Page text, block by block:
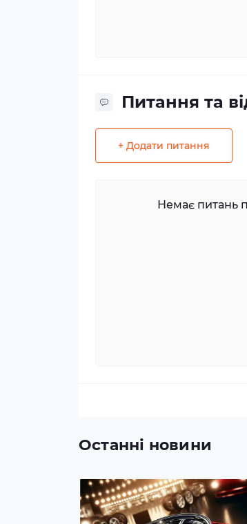
Питання та
+ Додати питання
Немає питань
Останні новини